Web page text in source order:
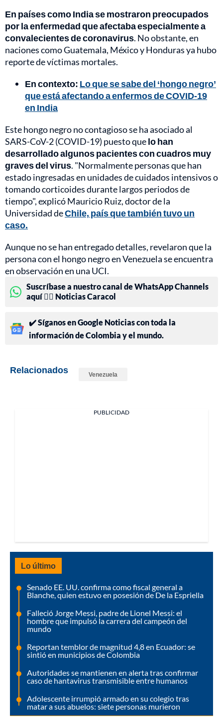
En países como India se mostraron preocupados
por la enfermedad que afectaba especialmente a
convalecientes de coronavirus. No obstante, en
naciones como Guatemala, México y Honduras ya hubo
reporte de víctimas mortales.
En contexto: Lo que se sabe del ‘hongo negro’
que está afectando a enfermos de COVID-19
en India
Este hongo negro no contagioso se ha asociado al
SARS-CoV-2 (COVID-19) puesto quelo han
desarrollado algunos pacientes con cuadros muy
graves del virus. "Normalmente personas que han
estado ingresadas en unidades de cuidados intensivos o
tomando corticoides durante largos periodos de
tiempo", explicó Mauricio Ruiz, doctor de la
Universidad deChile, país que también tuvo un
caso.
Aunque no se han entregado detalles, revelaron que la
persona con el hongo negro en Venezuela se encuentra
en observación en una UCI.
Suscríbase a nuestro canal de WhatsApp Channels
aquí 👉🏻 Noticias Caracol
✔️ Síganos en Google Noticias con toda la
información de Colombia y el mundo.
Relacionados Venezuela
PUBLICIDAD
Lo último
Senado EE. UU. confirma como fiscal general a
Blanche, quien estuvo en posesión de De la Espriella
Falleció Jorge Messi, padre de Lionel Messi: el
hombre que impulsó la carrera del campeón del
mundo
Reportan temblor de magnitud 4,8 en Ecuador: se
sintió en municipios de Colombia
Autoridades se mantienen en alerta tras confirmar
caso de hantavirus transmisible entre humanos
Adolescente irrumpió armado en su colegio tras
matar a sus abuelos: siete personas murieron